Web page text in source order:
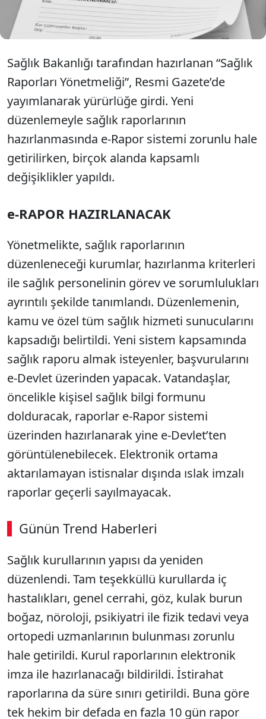
Sağlık Bakanlığı tarafından hazırlanan “Sağlık
Raporları Yönetmeliği”, Resmi Gazete’de
yayımlanarak yürürlüğe girdi. Yeni
düzenlemeyle sağlık raporlarının
hazırlanmasında e-Rapor sistemi zorunlu hale
getirilirken, birçok alanda kapsamlı
değişiklikler yapıldı.
e-RAPOR HAZIRLANACAK
Yönetmelikte, sağlık raporlarının
düzenleneceği kurumlar, hazırlanma kriterleri
ile sağlık personelinin görev ve sorumlulukları
ayrıntılı şekilde tanımlandı. Düzenlemenin,
kamu ve özel tüm sağlık hizmeti sunucularını
kapsadığı belirtildi. Yeni sistem kapsamında
sağlık raporu almak isteyenler, başvurularını
e-Devlet üzerinden yapacak. Vatandaşlar,
öncelikle kişisel sağlık bilgi formunu
dolduracak, raporlar e-Rapor sistemi
üzerinden hazırlanarak yine e-Devlet’ten
görüntülenebilecek. Elektronik ortama
aktarılamayan istisnalar dışında ıslak imzalı
raporlar geçerli sayılmayacak.
Günün Trend Haberleri
00:02 / 08:06
Sağlık kurullarının yapısı da yeniden
düzenlendi. Tam teşekküllü kurullarda iç
hastalıkları, genel cerrahi, göz, kulak burun
boğaz, nöroloji, psikiyatri ile fizik tedavi veya
ortopedi uzmanlarının bulunması zorunlu
hale getirildi. Kurul raporlarının elektronik
imza ile hazırlanacağı bildirildi. İstirahat
raporlarına da süre sınırı getirildi. Buna göre
tek hekim bir defada en fazla 10 gün rapor